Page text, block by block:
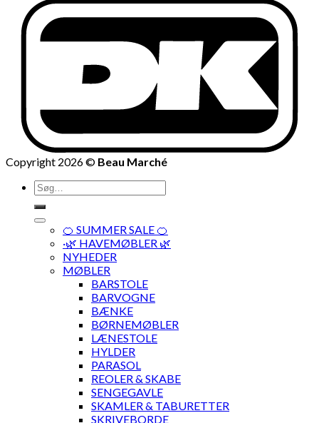
Copyright 2026 © Beau Marché
Søg
efter:
🍊 SUMMER SALE 🍊
·🌿 HAVEMØBLER 🌿
NYHEDER
MØBLER
BARSTOLE
BARVOGNE
BÆNKE
BØRNEMØBLER
LÆNESTOLE
HYLDER
PARASOL
REOLER & SKABE
SENGEGAVLE
SKAMLER & TABURETTER
SKRIVEBORDE